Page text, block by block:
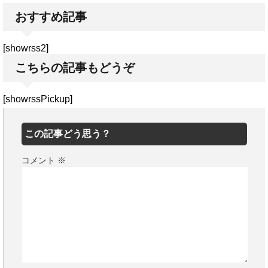
おすすめ記事
[showrss2]
こちらの記事もどうぞ
[showrssPickup]
この記事どう思う？
コメント ※